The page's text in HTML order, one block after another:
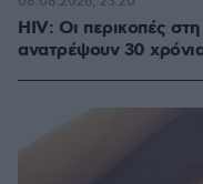
HIV: Οι περικοπές
ανατρέψουν 30